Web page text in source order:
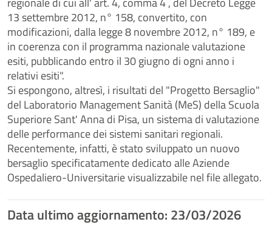
13 settembre 2012, n° 158, convertito, con
modificazioni, dalla legge 8 novembre 2012, n° 189, e
in coerenza con il programma nazionale valutazione
esiti, pubblicando entro il 30 giugno di ogni anno i
relativi esiti".
Si espongono, altresì, i risultati del "Progetto Bersaglio"
del Laboratorio Management Sanità (MeS) della Scuola
Superiore Sant' Anna di Pisa, un sistema di valutazione
delle performance dei sistemi sanitari regionali.
Recentemente, infatti, è stato sviluppato un nuovo
bersaglio specificatamente dedicato alle Aziende
Ospedaliero-Universitarie visualizzabile nel file allegato.
Data ultimo aggiornamento: 23/03/2026